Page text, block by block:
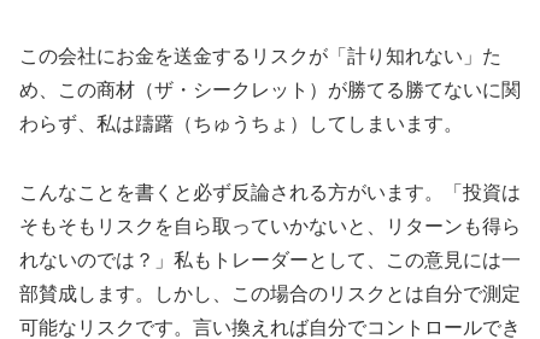
この会社にお金を送金するリスクが「計り知れない」た
め、この商材（ザ・シークレット）が勝てる勝てないに関
わらず、私は躊躇（ちゅうちょ）してしまいます。
こんなことを書くと必ず反論される方がいます。「投資は
そもそもリスクを自ら取っていかないと、リターンも得ら
れないのでは？」私もトレーダーとして、この意見には一
部賛成します。しかし、この場合のリスクとは自分で測定
可能なリスクです。言い換えれば自分でコントロールでき